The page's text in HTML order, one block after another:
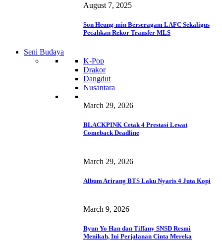
August 7, 2025
Son Heung-min Berseragam LAFC Sekaligus
Pecahkan Rekor Transfer MLS
Seni Budaya
K-Pop
Drakor
Dangdut
Nusantara
March 29, 2026
BLACKPINK Cetak 4 Prestasi Lewat
Comeback Deadline
March 29, 2026
Album Arirang BTS Laku Nyaris 4 Juta Kopi
March 9, 2026
Byun Yo Han dan Tiffany SNSD Resmi
Menikah, Ini Perjalanan Cinta Mereka